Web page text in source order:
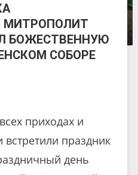
МИТРОПОЛИТ
БОЖЕСТВЕННУЮ
СОБОРЕ
приходах и
праздник
день